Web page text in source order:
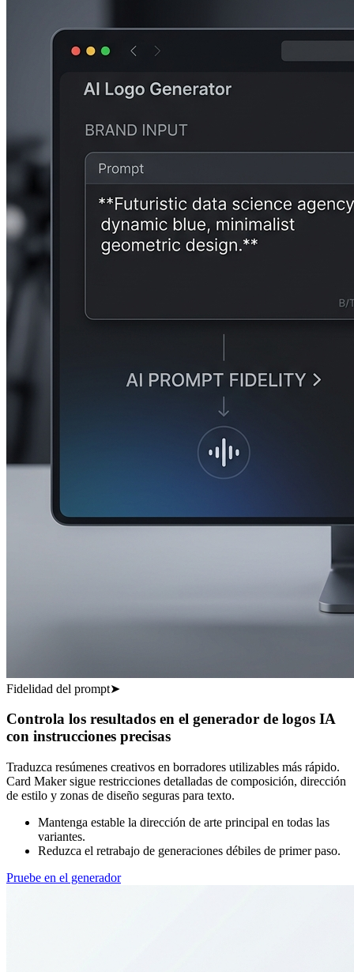
Fidelidad del prompt➤
Controla los resultados en el generador de logos IA
con instrucciones precisas
Traduzca resúmenes creativos en borradores utilizables más rápido.
Card Maker sigue restricciones detalladas de composición, dirección
de estilo y zonas de diseño seguras para texto.
Mantenga estable la dirección de arte principal en todas las
variantes.
Reduzca el retrabajo de generaciones débiles de primer paso.
Pruebe en el generador